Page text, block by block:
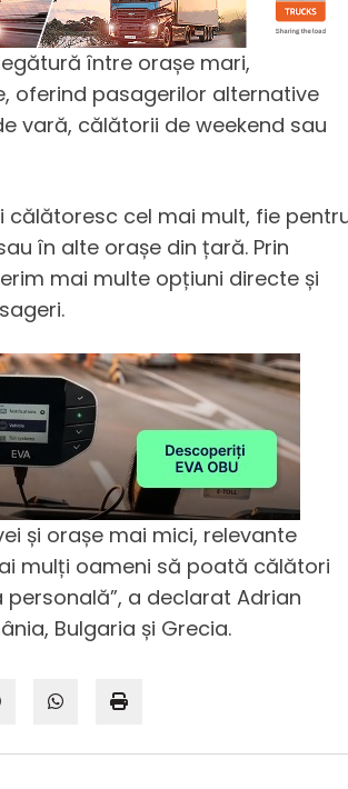
între orașe mari,
oferind pasagerilor alternative
vară, călătorii de weekend sau
călătoresc cel mai mult, fie
în alte orașe din țară. Prin
mai multe opțiuni directe și
și orașe mai mici, relevante
mulți oameni să poată călători
a declarat Adrian
Bulgaria și Grecia.